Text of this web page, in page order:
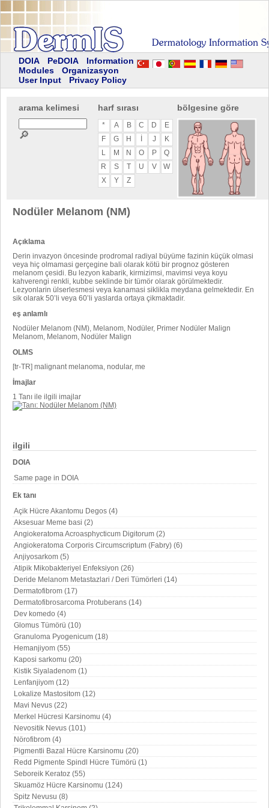
DOIA PeDOIA
Information
Modules
Organizasyon
User Input
Privacy Policy
arama kelimesi
🔎
harf sırası
* A B C D
E
F
G H J
K
L
M N O P
Q
R
S T U V
W
X
Y Z
bölgesine göre
ilgili
DOIA
Same page in DOIA
Ek tanı
Açik Hücre Akantomu Degos (4)
Aksesuar Meme basi (2)
Angiokeratoma Acroasphycticum Digitorum (2)
Angiokeratoma Corporis Circumscriptum (Fabry) (6)
Anjiyosarkom (5)
Atipik Mikobakteriyel Enfeksiyon (26)
Deride Melanom Metastazlari / Deri Tümörleri (14)
Dermatofibrom (17)
Dermatofibrosarcoma Protuberans (14)
Dev komedo (4)
Glomus Tümörü (10)
Granuloma Pyogenicum (18)
Hemanjiyom (55)
Kaposi sarkomu (20)
Kistik Siyaladenom (1)
Lenfanjiyom (12)
Lokalize Mastositom (12)
Mavi Nevus (22)
Merkel Hücresi Karsinomu (4)
Nevositik Nevus (101)
Nörofibrom (4)
Pigmentli Bazal Hücre Karsinomu (20)
Redd Pigmente Spindl Hücre Tümörü (1)
Seboreik Keratoz (55)
Skuamöz Hücre Karsinomu (124)
Spitz Nevusu (8)
Nodüler Melanom (NM)
Açıklama
Derin invazyon öncesinde prodromal radiyal büyüme fazinin küçük olmasi
veya hiç olmamasi gerçegine bali olarak kötü bir prognoz gösteren
melanom çesidi. Bu lezyon kabarik, kirmizimsi, mavimsi veya koyu
kahverengi renkli, kubbe seklinde bir tümör olarak görülmektedir.
Lezyonlarin ülserlesmesi veya kanamasi siklikla meydana gelmektedir. En
sik olarak 50’li veya 60’li yaslarda ortaya çikmaktadir.
eş anlamlı
Nodüler Melanom (NM), Melanom, Nodüler, Primer Nodüler Malign
Melanom, Melanom, Nodüler Malign
OLMS
[tr-TR] malignant melanoma, nodular, me
İmajlar
1 Tanı ile ilgili imajlar